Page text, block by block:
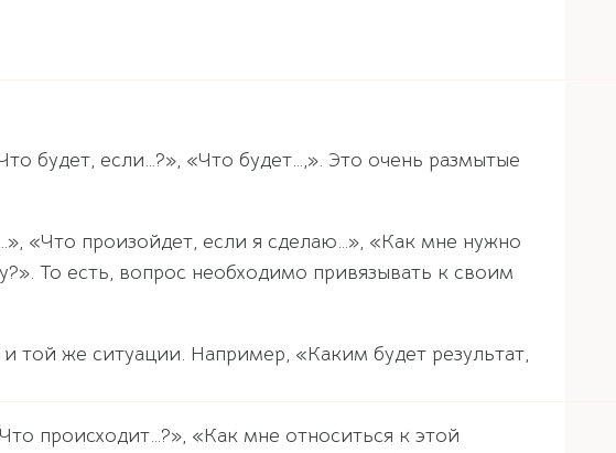
будет, если…?», «Что будет…,». Это очень размытые
«Что произойдет, если я сделаю…», «Как мне нужно
То есть, вопрос необходимо привязывать к своим
же ситуации. Например, «Каким будет результат,
происходит…?», «Как мне относиться к этой